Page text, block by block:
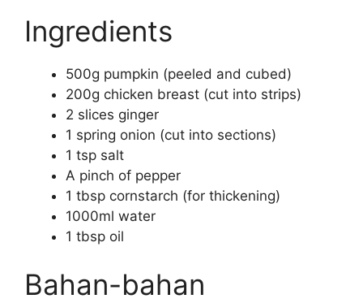
Ingredients
500g pumpkin (peeled and cubed)
200g chicken breast (cut into strips)
2 slices ginger
1 spring onion (cut into sections)
1 tsp salt
A pinch of pepper
1 tbsp cornstarch (for thickening)
1000ml water
1 tbsp oil
Bahan-bahan